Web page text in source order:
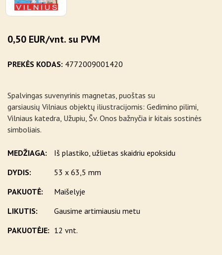
PREKĖS KODAS: 4772009001420
Spalvingas suvenyrinis magnetas, puoštas su
garsiausių Vilniaus objektų iliustracijomis: Gedimino pilimi,
Vilniaus katedra, Užupiu, Šv. Onos bažnyčia ir kitais sostinės
simboliais.
MEDŽIAGA:
Iš plastiko, užlietas skaidriu epoksidu
DYDIS:
53 x 63,5 mm
PAKUOTĖ:
Maišelyje
LIKUTIS:
Gausime artimiausiu metu
PAKUOTĖJE: 12 vnt.
0,50 EUR/vnt. su PVM